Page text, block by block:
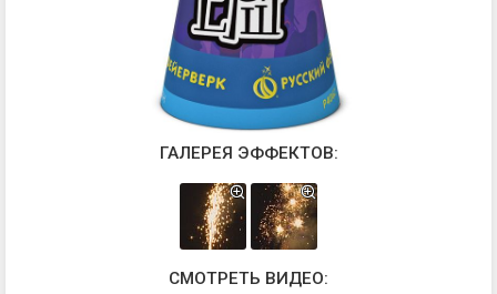
ГАЛЕРЕЯ ЭФФЕКТОВ:
СМОТРЕТЬ ВИДЕО: